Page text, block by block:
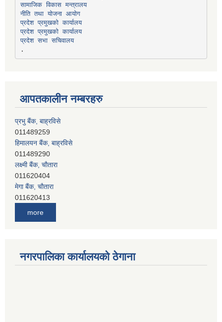
सामाजिक विकास मन्त्रालय
नीति तथा योजना आयोग
प्रदेश प्रमुखको कार्यालय
प्रदेश प्रमुखको कार्यालय
प्रदेश सभा सचिवालय
आपतकालीन नम्बरहरु
प्रभु बैंक, बाह्रविसे
011489259
हिमालयन बैंक, बाह्रविसे
011489290
लक्ष्मी बैंक, चाैतारा
011620404
मेगा बैंक, चाैतारा
011620413
देव विकास बैंक, जलविरे
011403051
more
नगरपालिका कार्यालयको ठेगाना